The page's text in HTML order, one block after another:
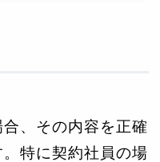
、その内容を正確
特に契約社員の場